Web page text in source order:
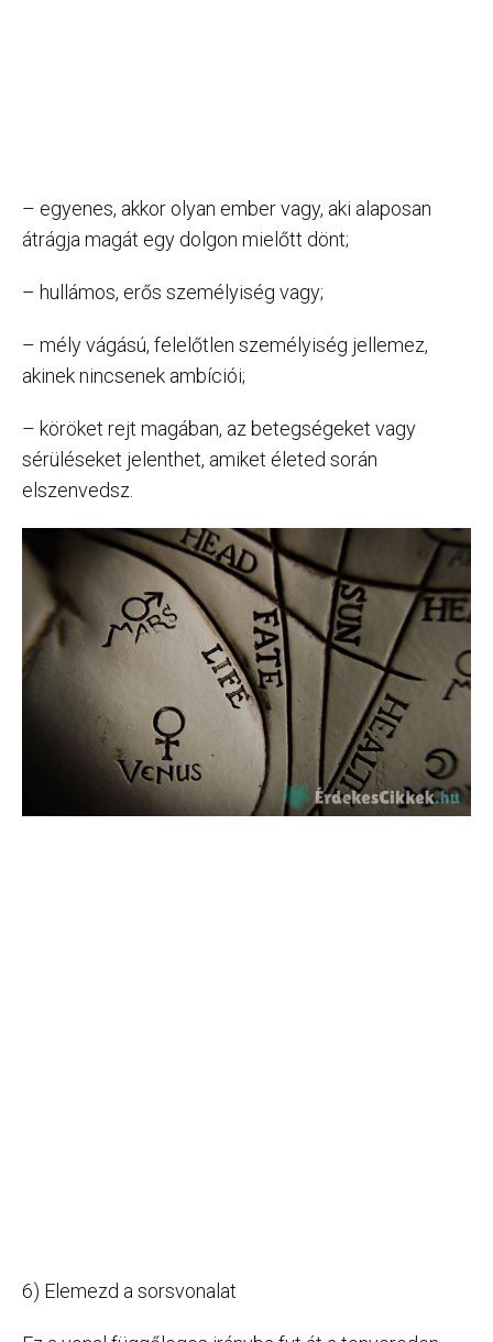
– egyenes, akkor olyan ember vagy, aki alaposan
átrágja magát egy dolgon mielőtt dönt;
– hullámos, erős személyiség vagy;
– mély vágású, felelőtlen személyiség jellemez,
akinek nincsenek ambíciói;
– köröket rejt magában, az betegségeket vagy
sérüléseket jelenthet, amiket életed során
elszenvedsz.
6) Elemezd a sorsvonalat